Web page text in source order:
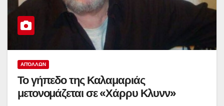
ΑΠΌΛΛΩΝ
Το γήπεδο της Καλαμαριάς
μετονομάζεται σε «Χάρρυ Κλυνν»